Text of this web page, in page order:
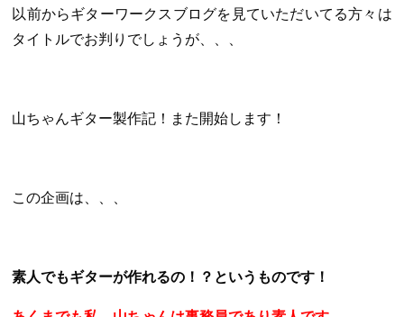
以前からギターワークスブログを見ていただいてる方々は
タイトルでお判りでしょうが、、、
山ちゃんギター製作記！また開始します！
この企画は、、、
素人でもギターが作れるの！？というものです！